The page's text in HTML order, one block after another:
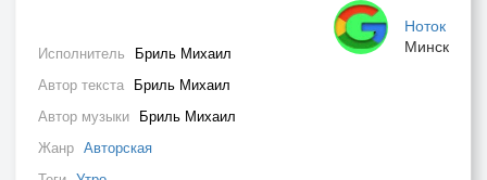
Ноток
Минск
Исполнитель Бриль Михаил
Автор текста Бриль Михаил
Автор музыки Бриль Михаил
Жанр Авторская